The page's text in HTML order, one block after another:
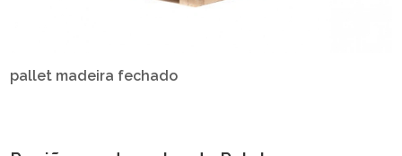
pallet madeira fechado